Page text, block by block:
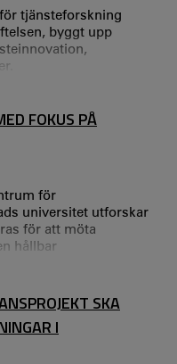
tjänsteforskning
byggt upp
FOKUS PÅ
för
universitet utforskar
för att möta
hållbar
för att möta
för att stödja en
Agen
SKA
I